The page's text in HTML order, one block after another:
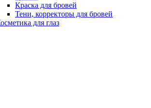
Краска для бровей
Тени, корректоры для бровей
для глаз